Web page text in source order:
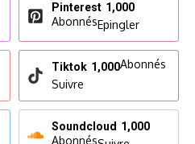
Pinterest 1,000
AbonnésEpingler
Tiktok 1,000Abonnés
Suivre
Soundcloud 1,000
Abonnés